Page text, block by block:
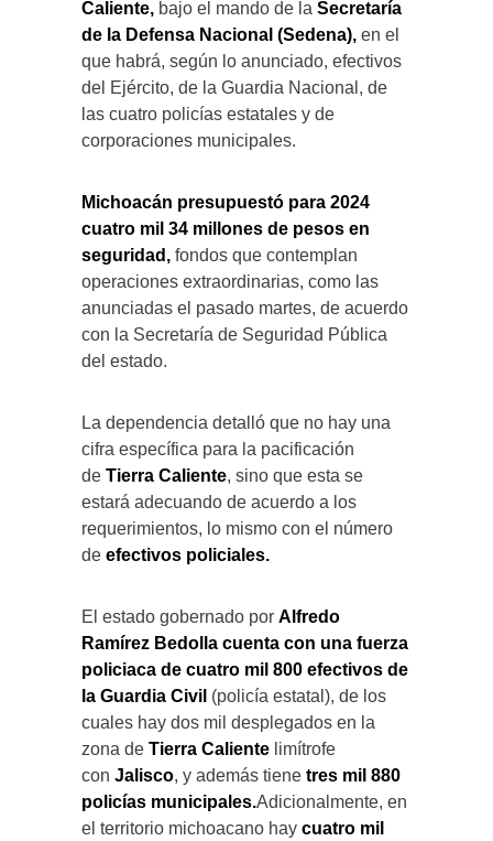
Caliente, bajo el mando de la Secretaría
de la Defensa Nacional (Sedena), en el
que habrá, según lo anunciado, efectivos
del Ejército, de la Guardia Nacional, de
las cuatro policías estatales y de
corporaciones municipales.
Michoacán presupuestó para 2024
cuatro mil 34 millones de pesos en
seguridad, fondos que contemplan
operaciones extraordinarias, como las
anunciadas el pasado martes, de acuerdo
con la Secretaría de Seguridad Pública
del estado.
La dependencia detalló que no hay una
cifra específica para la pacificación
de Tierra Caliente, sino que esta se
estará adecuando de acuerdo a los
requerimientos, lo mismo con el número
de efectivos policiales.
El estado gobernado por Alfredo
Ramírez Bedolla cuenta con una fuerza
policiaca de cuatro mil 800 efectivos de
la Guardia Civil (policía estatal), de los
cuales hay dos mil desplegados en la
zona de Tierra Caliente limítrofe
con Jalisco, y además tiene tres mil 880
policías municipales.Adicionalmente, en
el territorio michoacano hay cuatro mil